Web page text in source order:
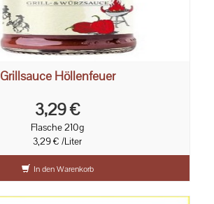
Grillsauce Höllenfeuer
3,29 €
Flasche 210g
3,29 € /Liter
In den Warenkorb